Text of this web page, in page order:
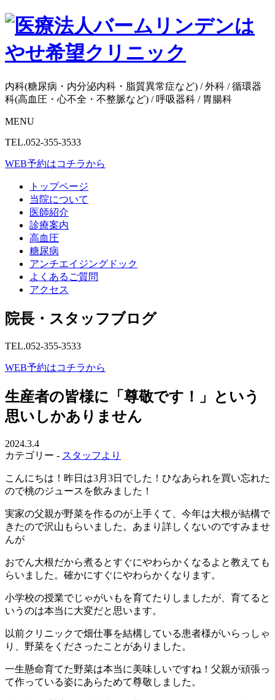
内科(糖尿病・内分泌内科・脂質異常症など) / 外科 / 循環器
科(高血圧・心不全・不整脈など) / 呼吸器科 / 胃腸科
MENU
TEL.052-355-3533
WEB予約はコチラから
トップページ
当院について
医師紹介
診療案内
高血圧
糖尿病
アンチエイジングドック
よくあるご質問
アクセス
院長・スタッフブログ
TEL.052-355-3533
WEB予約はコチラから
生産者の皆様に「尊敬です！」という
思いしかありません
2024.3.4
カテゴリー - スタッフより
こんにちは！昨日は3月3日でした！ひなあられを買い忘れた
ので桃のジュースを飲みました！
実家の父親が野菜を作るのが上手くて、今年は大根が結構で
きたので沢山もらいました。あまり詳しくないのですみませ
んが
おでん大根だから煮るとすぐにやわらかくなるよと教えても
らいました。確かにすぐにやわらかくなります。
小学校の授業でじゃがいもを育てたりしましたが、育てると
いうのは本当に大変だと思います。
以前クリニックで畑仕事を結構している患者様がいらっしゃ
り、野菜をくださったことがありました。
一生懸命育てた野菜は本当に美味しいですね！父親が頑張っ
て作っている姿にあらためて尊敬しました。